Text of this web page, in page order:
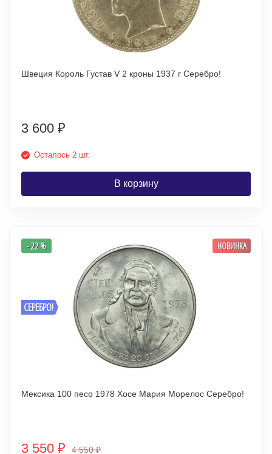
Швеция Король Густав V 2 кроны 1937 г Серебро!
3 600 ₽
Осталось 2 шт.
В корзину
СЕРЕБРО!
- 22 % НОВИНКА
Мексика 100 песо 1978 Хосе Мария Морелос Серебро!
3 550 ₽ 4 550₽